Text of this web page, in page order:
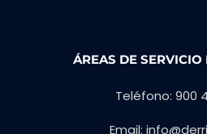
ÁREAS DE SERVICIO
Teléfono: 900
Email: